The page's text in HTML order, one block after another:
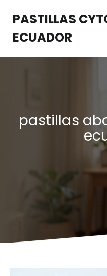
contenido
PASTILLAS
ECUADOR
pastillas